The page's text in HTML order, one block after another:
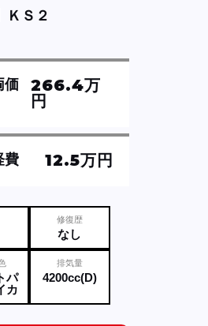
ＫＳ２
費 12.5万円
価
266.4万
円
修復歴
なし
パ
カ
排気量
4200cc(D)